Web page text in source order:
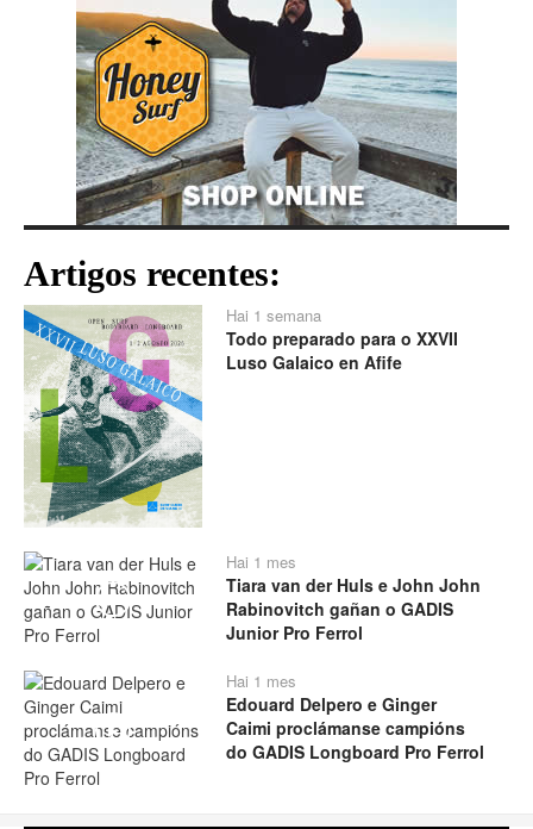
Artigos recentes:
Hai 1 semana
Todo preparado para o XXVII
Luso Galaico en Afife
Hai 1 mes
Tiara van der Huls e John John
Rabinovitch gañan o GADIS
Junior Pro Ferrol
Play
Hai 1 mes
Edouard Delpero e Ginger
Caimi proclámanse campións
do GADIS Longboard Pro Ferrol